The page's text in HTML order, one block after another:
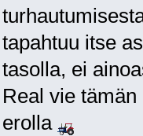
tapahtuu itse
tasolla, ei
Real vie
erolla